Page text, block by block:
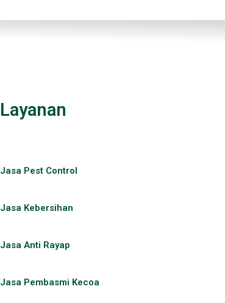
Layanan
Jasa Pest Control​
Jasa Kebersihan
Jasa Anti Rayap
Jasa Pembasmi Kecoa